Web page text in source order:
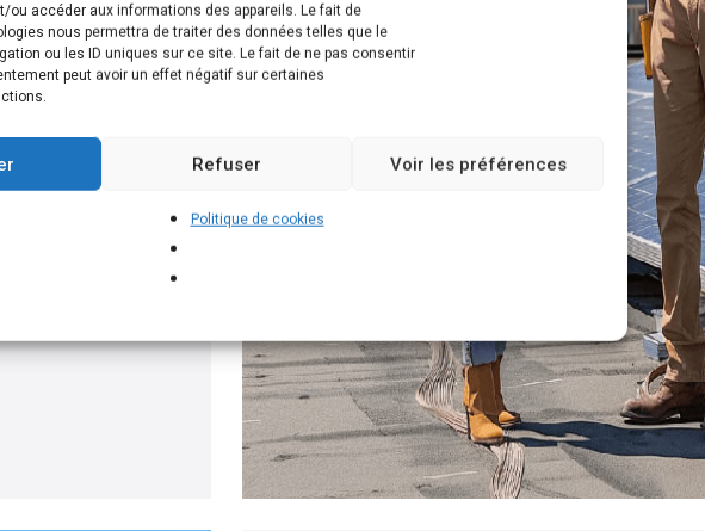
ou accéder aux informations des appareils. Le fait de
nous permettra de traiter des données telles que le
ou les ID uniques sur ce site. Le fait de ne pas consentir
peut avoir un effet négatif sur certaines
Refuser Voir les préférences
Politique de cookies
plus efficace pour
avons la
de panneaux
disposons de
un branchement
solaires,
vos
des travaux sera